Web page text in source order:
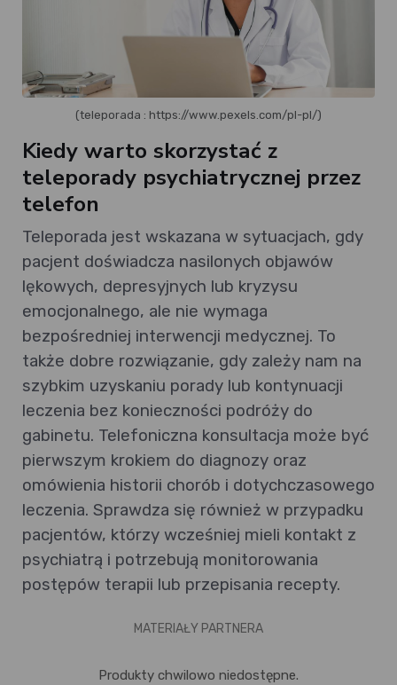
(teleporada : https://www.pexels.com/pl-pl/)
Kiedy warto skorzystać z
teleporady psychiatrycznej przez
telefon
Teleporada jest wskazana w sytuacjach, gdy
pacjent doświadcza nasilonych objawów
lękowych, depresyjnych lub kryzysu
emocjonalnego, ale nie wymaga
bezpośredniej interwencji medycznej. To
także dobre rozwiązanie, gdy zależy nam na
szybkim uzyskaniu porady lub kontynuacji
leczenia bez konieczności podróży do
gabinetu. Telefoniczna konsultacja może być
pierwszym krokiem do diagnozy oraz
omówienia historii chorób i dotychczasowego
leczenia. Sprawdza się również w przypadku
pacjentów, którzy wcześniej mieli kontakt z
psychiatrą i potrzebują monitorowania
postępów terapii lub przepisania recepty.
MATERIAŁY PARTNERA
Produkty chwilowo niedostępne.